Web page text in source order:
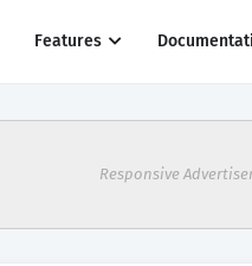
Features
Responsive